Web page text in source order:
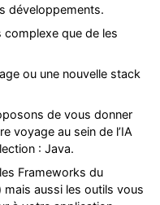
développements.
complexe que de les
ou une nouvelle stack
de vous donner
voyage au sein de l’IA
: Java.
Frameworks du
aussi les outils vous